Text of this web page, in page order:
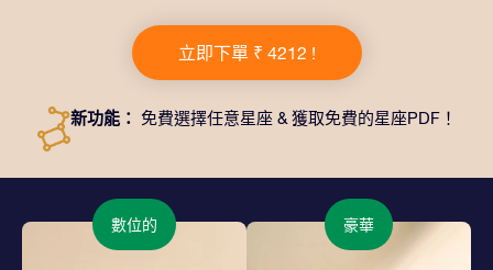
一個精美的信封、寄往您的收貨地址的個性化文檔、電子
文件以及免費應用程序。這是一種向親友贈送永恒禮物的
神奇方式。
立即下單 ₹ 4212 !
新功能： 免費選擇任意星座 & 獲取免費的星座PDF！
數位的 豪華